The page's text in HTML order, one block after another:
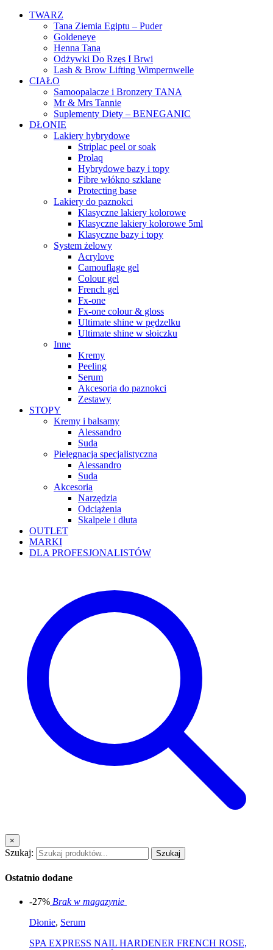
TWARZ
Tana Ziemia Egiptu – Puder
Goldeneye
Henna Tana
Odżywki Do Rzęs I Brwi
Lash & Brow Lifting Wimpernwelle
CIAŁO
Samoopalacze i Bronzery TANA
Mr & Mrs Tannie
Suplementy Diety – BENEGANIC
DŁONIE
Lakiery hybrydowe
Striplac peel or soak
Prolaq
Hybrydowe bazy i topy
Fibre włókno szklane
Protecting base
Lakiery do paznokci
Klasyczne lakiery kolorowe
Klasyczne lakiery kolorowe 5ml
Klasyczne bazy i topy
System żelowy
Acrylove
Camouflage gel
Colour gel
French gel
Fx-one
Fx-one colour & gloss
Ultimate shine w pędzelku
Ultimate shine w słoiczku
Inne
Kremy
Peeling
Serum
Akcesoria do paznokci
Zestawy
STOPY
Kremy i balsamy
Alessandro
Suda
Pielęgnacja specjalistyczna
Alessandro
Suda
Akcesoria
Narzędzia
Odciążenia
Skalpele i dłuta
OUTLET
MARKI
DLA PROFESJONALISTÓW
×
Szukaj: Szukaj
Ostatnio dodane
-27% Brak w magazynie
Dłonie, Serum
SPA EXPRESS NAIL HARDENER FRENCH ROSE,